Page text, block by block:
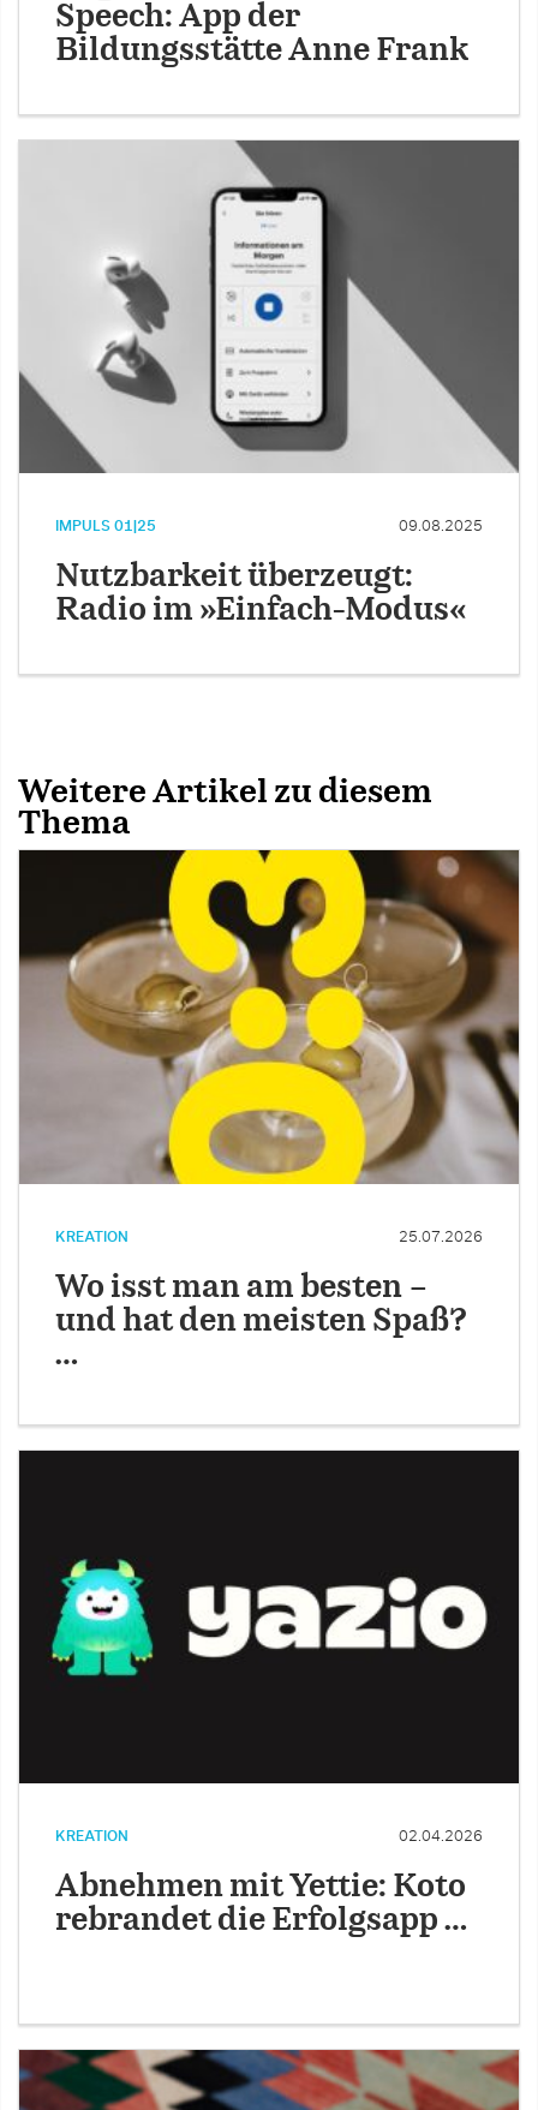
Speech: App der
Bildungsstätte Anne Frank
IMPULS 01|25 09.08.2025
Nutzbarkeit überzeugt:
Radio im »Einfach-Modus«
Weitere Artikel zu diesem
Thema
KREATION 25.07.2026
Wo isst man am besten –
und hat den meisten Spaß?
…
KREATION 02.04.2026
Abnehmen mit Yettie: Koto
rebrandet die Erfolgsapp …